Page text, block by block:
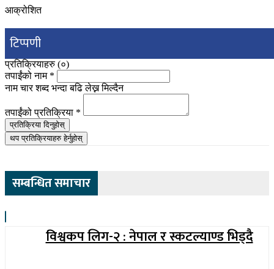
आक्रोशित
टिप्पणी
प्रतिक्रियाहरु (०)
तपाईंको नाम *
नाम चार शब्द भन्दा बढि लेख्न मिल्दैन
तपाईंको प्रतिक्रिया *
प्रतिक्रिया दिनुहोस्
थप प्रतिक्रियाहरु हेर्नुहोस्
सम्बन्धित समाचार
विश्वकप लिग-२ : नेपाल र स्कटल्याण्ड भिड्दै